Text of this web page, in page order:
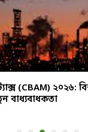
(CBAM) ২০২৬:
বাধ্যবাধকতা